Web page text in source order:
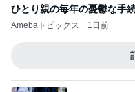
ひとり親の毎年の憂鬱な手
Amebaトピックス 1日前